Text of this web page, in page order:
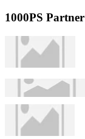
1000PS Partner